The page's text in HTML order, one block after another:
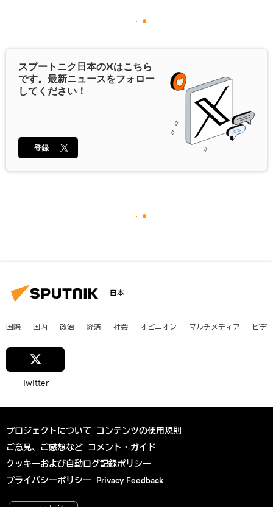
スプートニク日本のXはこちら
です。最新ニュースをフォロー
してください！
登録
日本
国際 国内 政治 経済 社会 オピニオン マルチメディア ビデ
Twitter
プロジェクトについて コンテンツの使用規則
ご意見、ご感想など コメント・ガイド
クッキーおよび自動ログ記録ポリシー
プライバシーポリシー Privacy Feedback